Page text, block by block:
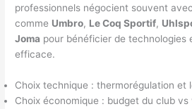
professionnels négocient souvent
comme Umbro, Le Coq Sportif,
Joma pour bénéficier de technologies
efficace.
Choix technique : thermorégulation et
Choix économique : budget du club vs